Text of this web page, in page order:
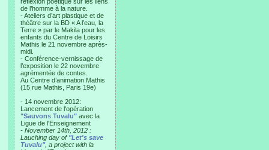
de l’homme à la nature.
- Ateliers d’art plastique et de
théâtre sur la BD « A l’eau, la
Terre » par le Makila pour les
enfants du Centre de Loisirs
Mathis le 21 novembre après-
midi.
- Conférence-vernissage de
l’exposition le 22 novembre
agrémentée de contes.
Au Centre d’animation Mathis
(15 rue Mathis, Paris 19e)
- 14 novembre 2012:
Lancement de l'opération
"Sauvons Tuvalu" avec la
Ligue de l'Enseignement
- November 14th, 2012 :
Lauching day of "Let's save
Tuvalu", a project with la